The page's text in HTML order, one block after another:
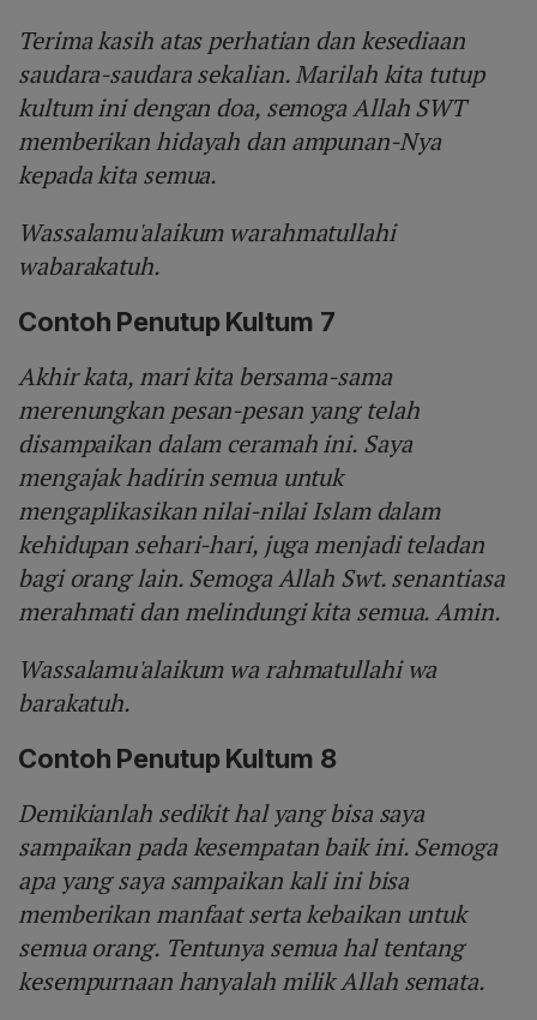
Terima kasih atas perhatian dan kesediaan
saudara-saudara sekalian. Marilah kita tutup
kultum ini dengan doa, semoga Allah SWT
memberikan hidayah dan ampunan-Nya
kepada kita semua.
Wassalamu'alaikum warahmatullahi
wabarakatuh.
Contoh Penutup Kultum 7
Akhir kata, mari kita bersama-sama
merenungkan pesan-pesan yang telah
disampaikan dalam ceramah ini. Saya
mengajak hadirin semua untuk
mengaplikasikan nilai-nilai Islam dalam
kehidupan sehari-hari, juga menjadi teladan
bagi orang lain. Semoga Allah Swt. senantiasa
merahmati dan melindungi kita semua. Amin.
Wassalamu'alaikum wa rahmatullahi wa
barakatuh.
Contoh Penutup Kultum 8
Demikianlah sedikit hal yang bisa saya
sampaikan pada kesempatan baik ini. Semoga
apa yang saya sampaikan kali ini bisa
memberikan manfaat serta kebaikan untuk
semua orang. Tentunya semua hal tentang
kesempurnaan hanyalah milik Allah semata.